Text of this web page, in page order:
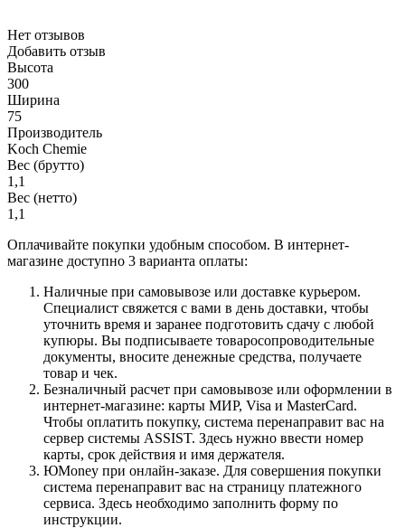
Нет отзывов
Добавить отзыв
Высота
300
Ширина
75
Производитель
Koch Chemie
Вес (брутто)
1,1
Вес (нетто)
1,1
Оплачивайте покупки удобным способом. В интернет-
магазине доступно 3 варианта оплаты:
Наличные при самовывозе или доставке курьером.
Специалист свяжется с вами в день доставки, чтобы
уточнить время и заранее подготовить сдачу с любой
купюры. Вы подписываете товаросопроводительные
документы, вносите денежные средства, получаете
товар и чек.
Безналичный расчет при самовывозе или оформлении в
интернет-магазине: карты МИР, Visa и MasterCard.
Чтобы оплатить покупку, система перенаправит вас на
сервер системы ASSIST. Здесь нужно ввести номер
карты, срок действия и имя держателя.
ЮMoney при онлайн-заказе. Для совершения покупки
система перенаправит вас на страницу платежного
сервиса. Здесь необходимо заполнить форму по
инструкции.